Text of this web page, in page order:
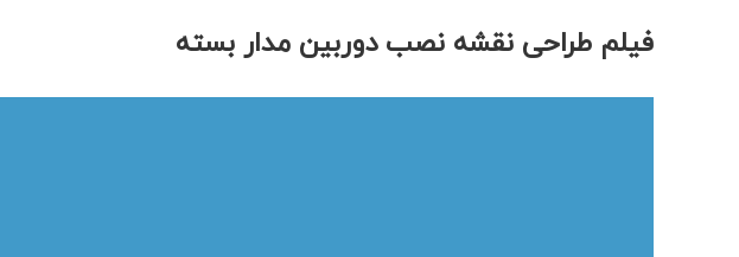
فیلم طراحی نقشه نصب دوربین مدار بسته